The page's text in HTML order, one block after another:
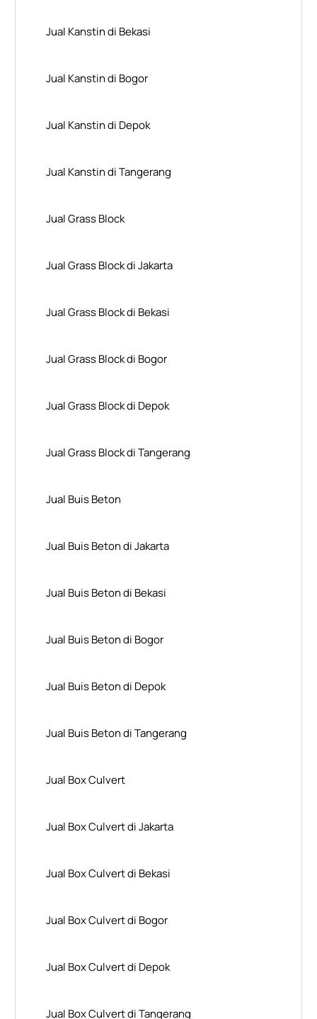
Jual Kanstin di Bekasi
Jual Kanstin di Bogor
Jual Kanstin di Depok
Jual Kanstin di Tangerang
Jual Grass Block
Jual Grass Block di Jakarta
Jual Grass Block di Bekasi
Jual Grass Block di Bogor
Jual Grass Block di Depok
Jual Grass Block di Tangerang
Jual Buis Beton
Jual Buis Beton di Jakarta
Jual Buis Beton di Bekasi
Jual Buis Beton di Bogor
Jual Buis Beton di Depok
Jual Buis Beton di Tangerang
Jual Box Culvert
Jual Box Culvert di Jakarta
Jual Box Culvert di Bekasi
Jual Box Culvert di Bogor
Jual Box Culvert di Depok
Jual Box Culvert di Tangerang